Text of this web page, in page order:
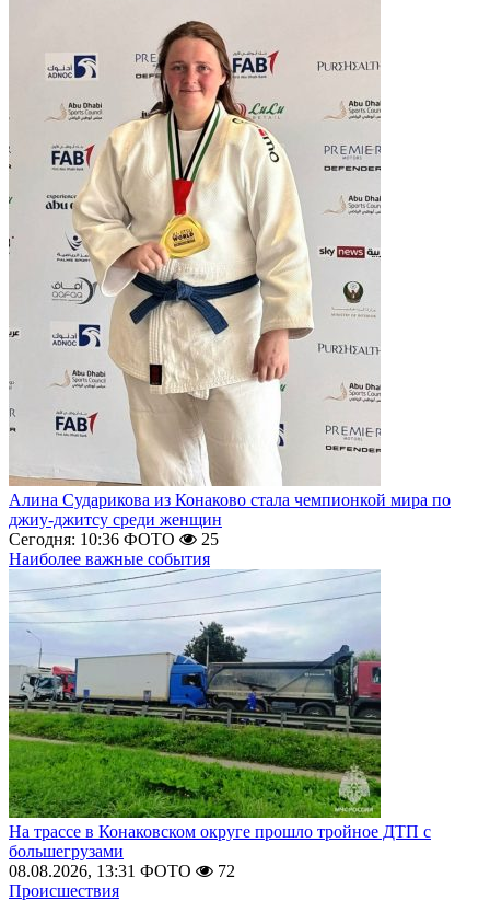
Алина Сударикова из Конаково стала чемпионкой мира по
джиу-джитсу среди женщин
Сегодня: 10:36 ФОТО
25
Наиболее важные события
На трассе в Конаковском округе прошло тройное ДТП с
большегрузами
08.08.2026, 13:31 ФОТО
72
Происшествия